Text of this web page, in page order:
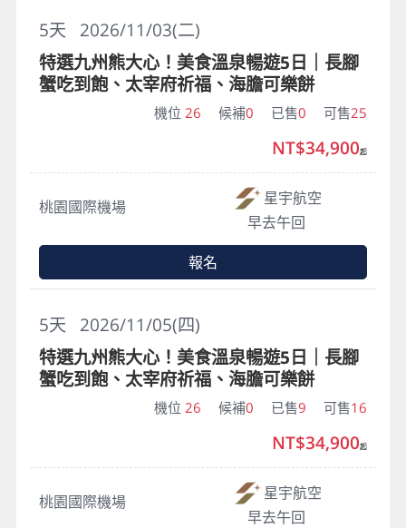
2026/11/03(二)
5天
特選九州熊大心！美食溫泉暢遊5日｜長腳
蟹吃到飽、太宰府祈福、海膽可樂餅
機位 26 候補0 已售0 可售25
桃園國際機場
星宇航空
早去午回
NT$34,900起
報名
2026/11/05(四)
5天
特選九州熊大心！美食溫泉暢遊5日｜長腳
蟹吃到飽、太宰府祈福、海膽可樂餅
機位 26 候補0 已售9 可售16
桃園國際機場
星宇航空
早去午回
NT$34,900起